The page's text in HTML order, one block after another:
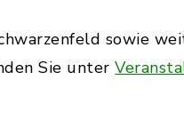
sowie
Sie unter